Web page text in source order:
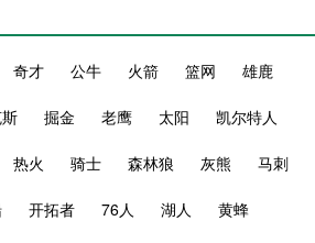
奇才 公牛 火箭 篮网 雄鹿
掘金 老鹰 太阳 凯尔特人
热火 骑士 森林狼 灰熊 马刺
开拓者 76人 湖人 黄蜂